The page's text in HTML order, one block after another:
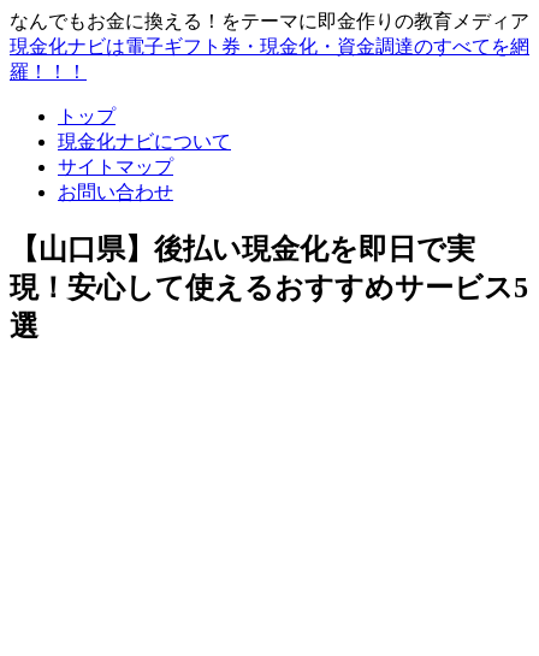
なんでもお金に換える！をテーマに即金作りの教育メディア
現金化ナビは電子ギフト券・現金化・資金調達のすべてを網
羅！！！
トップ
現金化ナビについて
サイトマップ
お問い合わせ
【山口県】後払い現金化を即日で実
現！安心して使えるおすすめサービス5
選